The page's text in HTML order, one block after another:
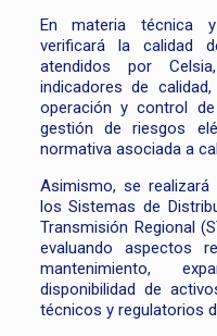
En materia técnica y
verificará la calidad
atendidos por
indicadores de
operación y control
gestión de riesgos
normativa asociada a
Asimismo, se
los Sistemas de
Transmisión Regional
evaluando aspectos
mantenimiento,
disponibilidad de
técnicos y regulatorios